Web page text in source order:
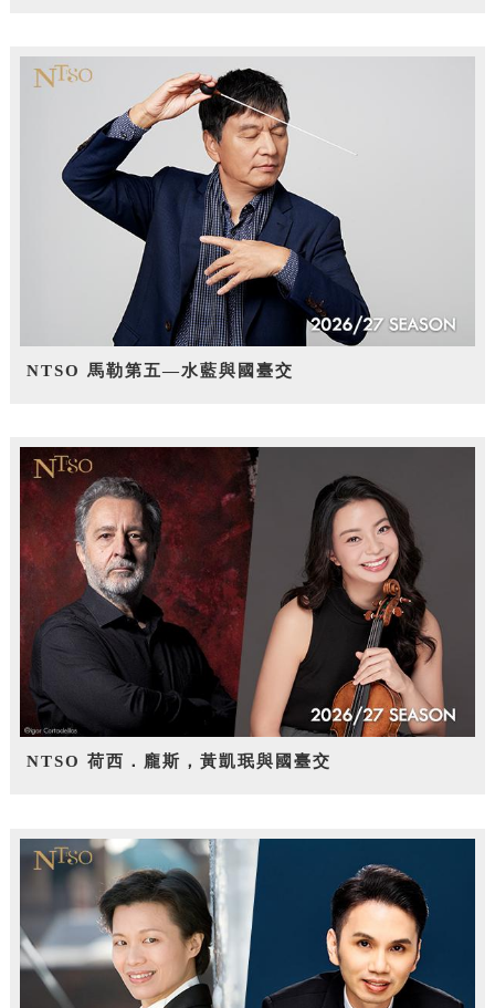
NTSO 馬勒第五—水藍與國臺交
NTSO 荷西．龐斯，黃凱珉與國臺交